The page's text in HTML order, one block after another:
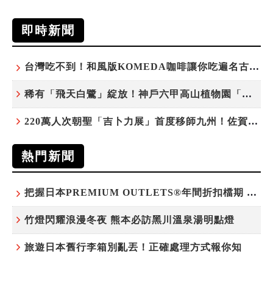
即時新聞
台灣吃不到！和風版KOMEDA咖啡讓你吃遍名古屋在地美食
稀有「飛天白鷺」綻放！神戶六甲高山植物園「鷺草」珍貴現身
220萬人次朝聖「吉卜力展」首度移師九州！佐賀站早鳥平日套票8/10搶先開賣
熱門新聞
把握日本PREMIUM OUTLETS®年間折扣檔期 越買越划算
竹燈閃耀浪漫冬夜 熊本必訪黑川溫泉湯明點燈
旅遊日本舊行李箱別亂丟！正確處理方式報你知